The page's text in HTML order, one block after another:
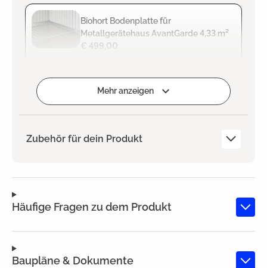
Biohort Bodenplatte für
Metallgerätehaus AvantGarde 4,33 m²
€ 499,00
Zum Projekt hinzufügen
Mehr anzeigen
Zubehör für dein Produkt
Häufige Fragen zu dem Produkt
Baupläne & Dokumente